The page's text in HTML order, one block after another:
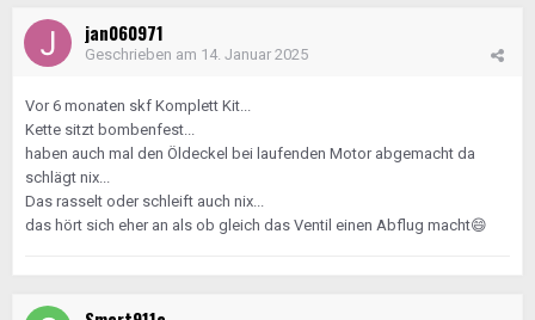
jan060971
Geschrieben am 14. Januar 2025
Vor 6 monaten skf Komplett Kit...
Kette sitzt bombenfest...
haben auch mal den Öldeckel bei laufenden Motor abgemacht da
schlägt nix...
Das rasselt oder schleift auch nix...
das hört sich eher an als ob gleich das Ventil einen Abflug macht😄